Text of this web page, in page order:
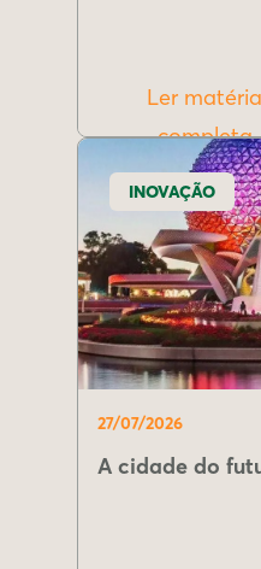
Ler matéria
completa
INOVAÇÃO
27/07/2026
A cidade do